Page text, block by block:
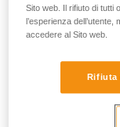
Sito web. Il rifiuto di tutti
l’esperienza
accedere al Sito web.